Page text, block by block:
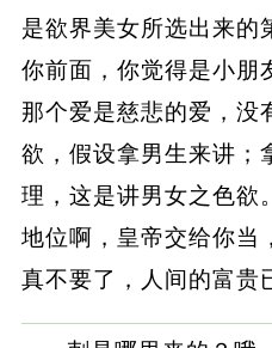
是欲界美女所选出来的
你前面，你觉得是小朋
那个爱是慈悲的爱，没
欲，假设拿男生来讲；
理，这是讲男女之色欲
地位啊，皇帝交给你当
真不要了，人间的富贵